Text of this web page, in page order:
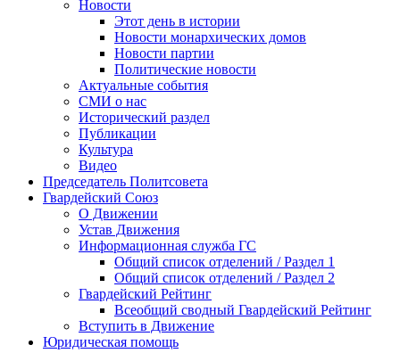
Новости
Этот день в истории
Новости монархических домов
Новости партии
Политические новости
Актуальные события
СМИ о нас
Исторический раздел
Публикации
Культура
Видео
Председатель Политсовета
Гвардейский Союз
О Движении
Устав Движения
Информационная служба ГС
Общий список отделений / Раздел 1
Общий список отделений / Раздел 2
Гвардейский Рейтинг
Всеобщий сводный Гвардейский Рейтинг
Вступить в Движение
Юридическая помощь